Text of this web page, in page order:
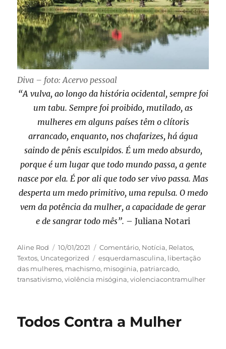
Diva – foto: Acervo pessoal
“A vulva, ao longo da história ocidental, sempre foi
um tabu. Sempre foi proibido, mutilado, as
mulheres em alguns países têm o clítoris
arrancado, enquanto, nos chafarizes, há água
saindo de pênis esculpidos. É um medo absurdo,
porque é um lugar que todo mundo passa, a gente
nasce por ela. É por ali que todo ser vivo passa. Mas
desperta um medo primitivo, uma repulsa. O medo
vem da potência da mulher, a capacidade de gerar
e de sangrar todo mês”. – Juliana Notari
Autor
Aline Rod
Publicado
em
10/01/2021 Categorias
Comentário, Notícia, Relatos,
Textos, Uncategorized Tags
esquerdamasculina, libertação
das mulheres, machismo, misoginia, patriarcado,
transativismo,violência misógina,violenciacontramulher
Todos Contra a Mulher